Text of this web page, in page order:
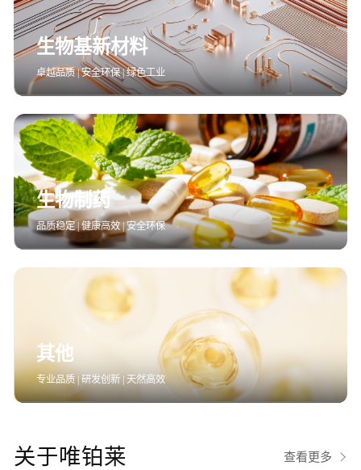
生物基新材料
卓越品质 | 安全环保 | 绿色工业
生物制药
品质稳定 | 健康高效 | 安全环保
其他
专业品质 | 研发创新 | 天然高效
关于唯铂莱 查看更多